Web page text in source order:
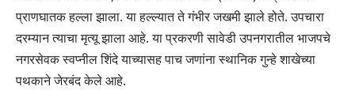
प्राणघातक हल्ला झाला. या हल्ल्यात ते गंभीर जखमी झाले होते. उपचारा
दरम्यान त्याचा मृत्यू झाला आहे. या प्रकरणी सावेडी उपनगरातील भाजपचे
नगरसेवक स्वप्नील शिंदे याच्यासह पाच जणांना स्थानिक गुन्हे शाखेच्या
पथकाने जेरबंद केले आहे.